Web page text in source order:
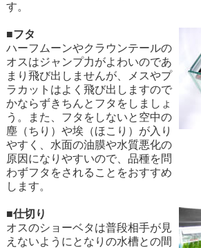
す。
■フタ
ハーフムーンやクラウンテールの
オスはジャンプ力がよわいのであ
まり飛び出しませんが、メスやプ
ラカットはよく飛び出しますので
かならずきちんとフタをしましょ
う。また、フタをしないと空中の
塵（ちり）や埃（ほこり）が入り
やすく、水面の油膜や水質悪化の
原因になりやすいので、品種を問
わずフタをされることをおすすめ
します。
■仕切り
オスのショーベタは普段相手が見
えないようにとなりの水槽との間